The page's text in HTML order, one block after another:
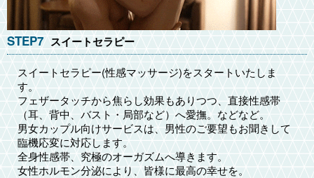
STEP7 スイートセラピー
スイートセラピー(性感マッサージ)をスタートいたしま
す。
フェザータッチから焦らし効果もありつつ、直接性感帯
（耳、背中、バスト・局部など）へ愛撫。などなど。
男女カップル向けサービスは、男性のご要望もお聞きして
臨機応変に対応します。
全身性感帯、究極のオーガズムへ導きます。
女性ホルモン分泌により、皆様に最高の幸せを。